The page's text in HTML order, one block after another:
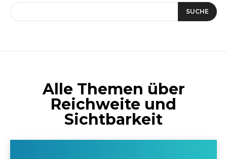
SUCHE
Alle Themen über
Reichweite und
Sichtbarkeit